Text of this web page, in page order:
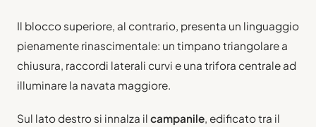
Il blocco superiore, al contrario, presenta un linguaggio
pienamente rinascimentale: un timpano triangolare a
chiusura, raccordi laterali curvi e una trifora centrale ad
illuminare la navata maggiore.
Sul lato destro si innalza il campanile, edificato tra il